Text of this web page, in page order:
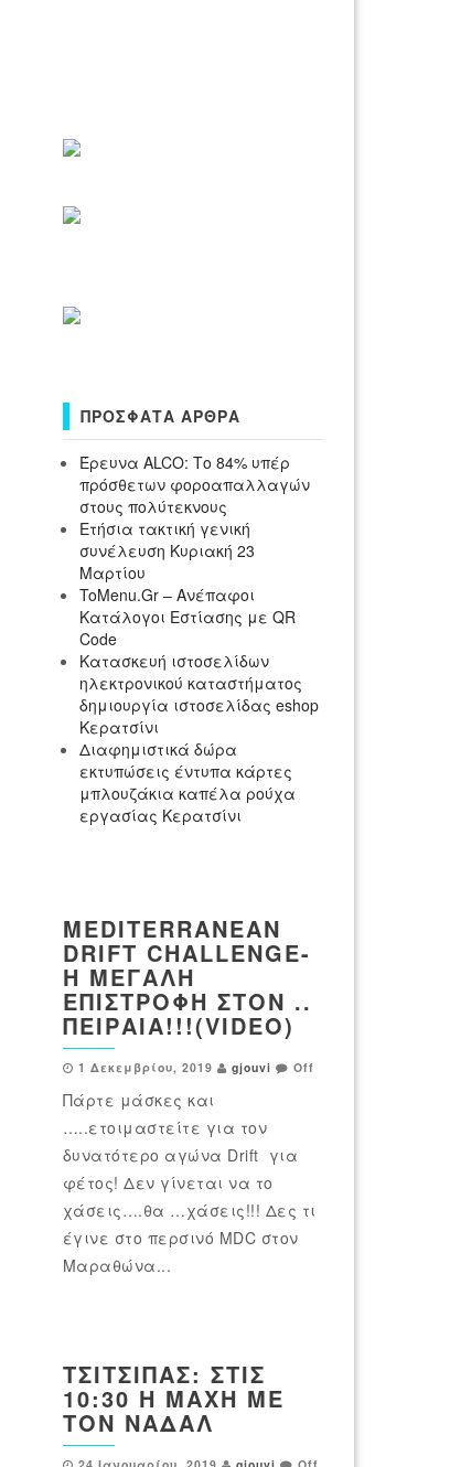
ΠΡΌΣΦΑΤΑ ΆΡΘΡΑ
Έρευνα ALCO: Το 84% υπέρ
πρόσθετων φοροαπαλλαγών
στους πολύτεκνους
Ετήσια τακτική γενική
συνέλευση Κυριακή 23
Μαρτίου
ToMenu.Gr – Ανέπαφοι
Κατάλογοι Εστίασης με QR
Code
Κατασκευή ιστοσελίδων
ηλεκτρονικού καταστήματος
δημιουργία ιστοσελίδας eshop
Κερατσίνι
Διαφημιστικά δώρα
εκτυπώσεις έντυπα κάρτες
μπλουζάκια καπέλα ρούχα
εργασίας Κερατσίνι
MEDITERRANEAN
DRIFT CHALLENGE-
Η ΜΕΓΆΛΗ
ΕΠΙΣΤΡΟΦΉ ΣΤΟΝ ..
ΠΕΙΡΑΙΆ!!!(VIDEO)
1 Δεκεμβρίου, 2019 gjouvi Off
Πάρτε μάσκες και
…..ετοιμαστείτε για τον
δυνατότερο αγώνα Drift για
φέτος! Δεν γίνεται να το
χάσεις….θα …χάσεις!!! Δες τι
έγινε στο περσινό MDC στον
Μαραθώνα...
ΤΣΙΤΣΙΠΆΣ: ΣΤΙΣ
10:30 Η ΜΆΧΗ ΜΕ
ΤΟΝ ΝΑΔΆΛ